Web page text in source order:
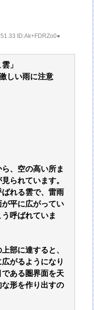
ID:Ak+FDRZo0●
」
しい雨に注意
、空の高い所ま
られています。
れる雲で、雷雨
平に広がってい
呼ばれていま
部に達すると、
がるようになり
ある圏界面を天
形を作り出すの